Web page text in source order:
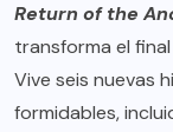
Return of the
transforma el
Vive seis nuevas
formidables,